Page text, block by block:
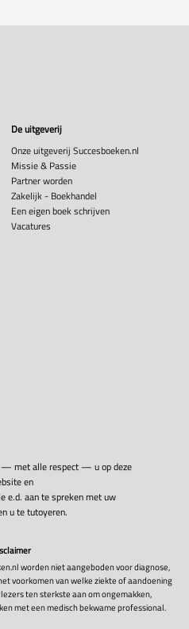
De uitgeverij
Onze uitgeverij Succesboeken.nl
Missie & Passie
Partner worden
Zakelijk - Boekhandel
Een eigen boek schrijven
Vacatures
— met alle respect — u op deze
en
e.d. aan te spreken met uw
u te tutoyeren.
worden niet aangeboden voor diagnose,
voorkomen van welke ziekte of aandoening
ten sterkste aan om ongemakken,
met een medisch bekwame professional.